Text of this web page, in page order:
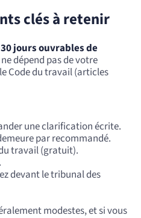
clés à retenir
jours ouvrables de
dépend pas de votre
Code du travail (articles
une clarification écrite.
par recommandé.
travail (gratuit).
devant le tribunal des
modestes, et si vous